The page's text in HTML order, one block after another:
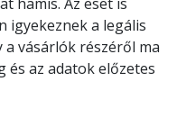
igyekeznek a legális
vásárlók részéről ma
és az adatok előzetes